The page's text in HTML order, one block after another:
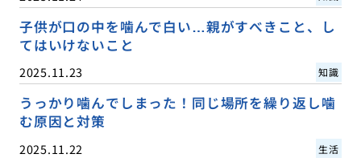
子供が口の中を噛んで白い…親がすべきこと、し
てはいけないこと
2025.11.23 知識
うっかり噛んでしまった！同じ場所を繰り返し噛
む原因と対策
2025.11.22 生活